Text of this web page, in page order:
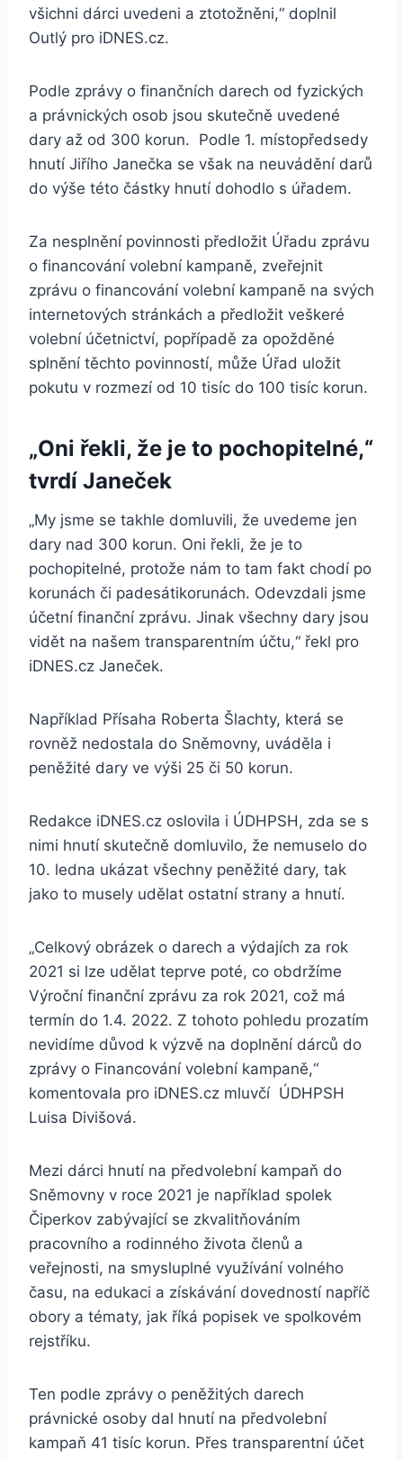
všichni dárci uvedeni a ztotožněni,“ doplnil
Outlý pro iDNES.cz.
Podle zprávy o finančních darech od fyzických
a právnických osob jsou skutečně uvedené
dary až od 300 korun. Podle 1. místopředsedy
hnutí Jiřího Janečka se však na neuvádění darů
do výše této částky hnutí dohodlo s úřadem.
Za nesplnění povinnosti předložit Úřadu zprávu
o financování volební kampaně, zveřejnit
zprávu o financování volební kampaně na svých
internetových stránkách a předložit veškeré
volební účetnictví, popřípadě za opožděné
splnění těchto povinností, může Úřad uložit
pokutu v rozmezí od 10 tisíc do 100 tisíc korun.
„Oni řekli, že je to pochopitelné,“
tvrdí Janeček
„My jsme se takhle domluvili, že uvedeme jen
dary nad 300 korun. Oni řekli, že je to
pochopitelné, protože nám to tam fakt chodí po
korunách či padesátikorunách. Odevzdali jsme
účetní finanční zprávu. Jinak všechny dary jsou
vidět na našem transparentním účtu,“ řekl pro
iDNES.cz Janeček.
Například Přísaha Roberta Šlachty, která se
rovněž nedostala do Sněmovny, uváděla i
peněžité dary ve výši 25 či 50 korun.
Redakce iDNES.cz oslovila i ÚDHPSH, zda se s
nimi hnutí skutečně domluvilo, že nemuselo do
10. ledna ukázat všechny peněžité dary, tak
jako to musely udělat ostatní strany a hnutí.
„Celkový obrázek o darech a výdajích za rok
2021 si lze udělat teprve poté, co obdržíme
Výroční finanční zprávu za rok 2021, což má
termín do 1.4. 2022. Z tohoto pohledu prozatím
nevidíme důvod k výzvě na doplnění dárců do
zprávy o Financování volební kampaně,“
komentovala pro iDNES.cz mluvčí ÚDHPSH
Luisa Divišová.
Mezi dárci hnutí na předvolební kampaň do
Sněmovny v roce 2021 je například spolek
Čiperkov zabývající se zkvalitňováním
pracovního a rodinného života členů a
veřejnosti, na smysluplné využívání volného
času, na edukaci a získávání dovedností napříč
obory a tématy, jak říká popisek ve spolkovém
rejstříku.
Ten podle zprávy o peněžitých darech
právnické osoby dal hnutí na předvolební
kampaň 41 tisíc korun. Přes transparentní účet